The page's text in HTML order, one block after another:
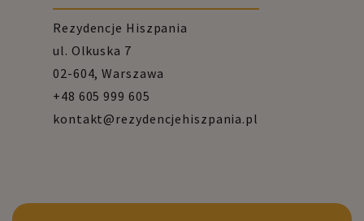
Rezydencje Hiszpania
ul. Olkuska 7
02-604, Warszawa
+48 605 999 605
kontakt@rezydencjehiszpania.pl